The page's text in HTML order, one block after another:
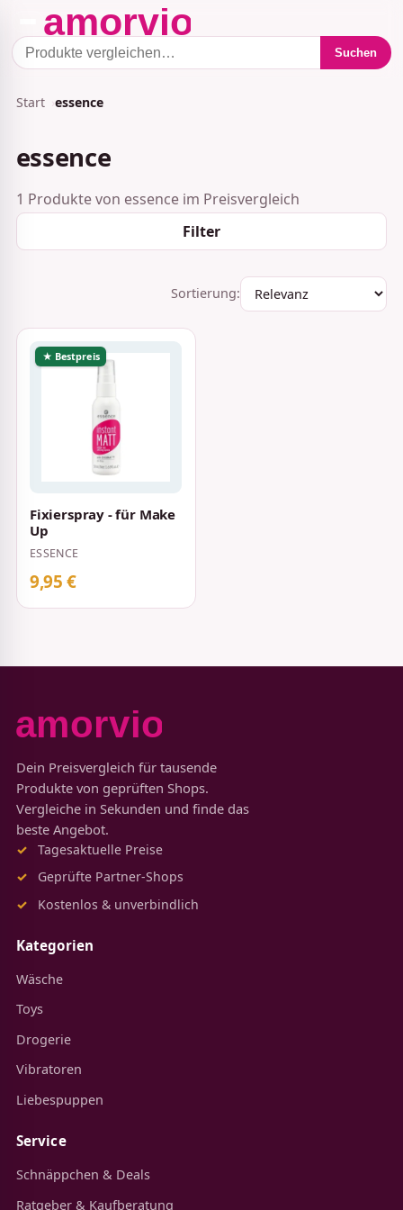
Suchen
Start essence
essence
1 Produkte von essence im Preisvergleich
Filter
Sortierung:
★ Bestpreis
Fixierspray - für Make
Up
ESSENCE
9,95 €
Dein Preisvergleich für tausende
Produkte von geprüften Shops.
Vergleiche in Sekunden und finde das
beste Angebot.
Tagesaktuelle Preise
Geprüfte Partner-Shops
Kostenlos & unverbindlich
Kategorien
Wäsche
Toys
Drogerie
Vibratoren
Liebespuppen
Service
Schnäppchen & Deals
Ratgeber & Kaufberatung